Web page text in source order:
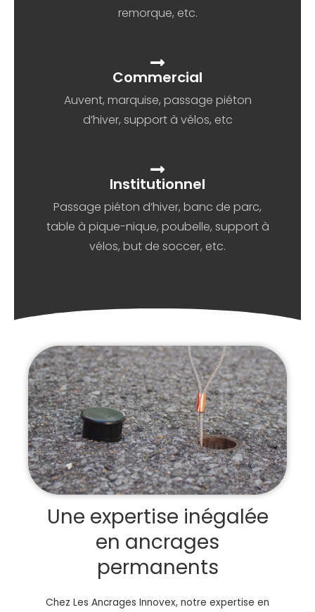
remorque, etc.
Commercial
Auvent, marquise, passage piéton
d’hiver, support à vélos, etc
Institutionnel
Passage piéton d’hiver, banc de parc,
table à pique-nique, poubelle, support à
vélos, but de soccer, etc.
Une expertise inégalée
en ancrages
permanents
Chez Les Ancrages Innovex, notre expertise en